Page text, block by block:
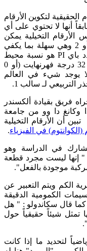
الحقيقية لتكوين الأرقام
أنها لا تحتوي على أي
الأرقام التخيلية يمكن
ملاحظة الأرقام الحقيقية بوضوح مثل 1 أو 2 وهي سهلة بما يكفي
للتعرف عليها في العالم الحقيقي ، فالعدد باي PI هو نسبة محيط
الدائرة إلى قطرها ، وفي الحرارة يمثل 32 درجة فهرنهايت (أو 0
يوجد شيء في العالم
التربيعي لـ سالب 1.
فريق بقيادة ألكسندر
وكانغ دا وو من جامعة
أن الأرقام التخيلية
(الكوانتوم) في الفيزياء.
في الدراسة وهو
" إنها ليست مجرد قطعة
موجودة بالفعل".
الكم ويتم التعبير عن
الكمومية الدقيقة
، كما قال سكاندولو : " هل
تمثل شيئاً حقيقياً حول
لتحديد ما إذا كانت